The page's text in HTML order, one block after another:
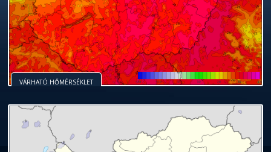
VÁRHATÓ HŐMÉRSÉKLET